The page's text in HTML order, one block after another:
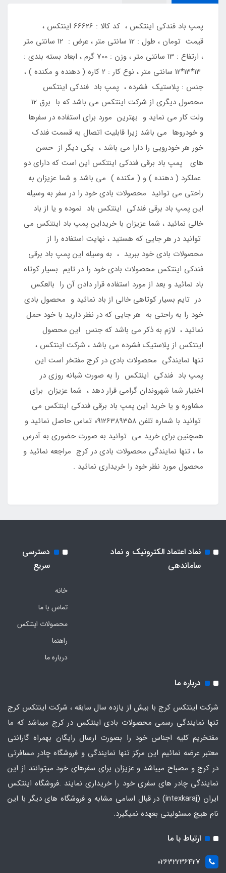
پمپ باد فندکی اینتکس ، کد کالا : 66626 اینتکس ،
قیمت تومان ، طول : 12 سانتی متر ، عرض : 12 سانتی متر
، ارتفاع : 13 سانتی متر ، وزن : 700 گرم ، ابعاد بسته بندی :
13*13*12 سانتی متر ، نوع کار : 2 کاره ( دهنده و مکنده ) ،
جنس : پلاستیک فشرده ، پمپ باد فندکی اینتکس
محصول دیگری از شرکت اینتکس می باشد که با برق 12
ولت کار می نماید و بهترین مورد برای استفاده در سفرها
و خودروها می باشد زیرا قابلیت اتصال به قسمت فندک
خور هر خودرویی را دارا می باشد ، یکی دیگر از حسن
های پمپ باد برقی فندکی اینتکس این است که دارای دو
عملکرد ( دهنده ) و ( مکنده ) می باشد و شما عزیزان به
راحتی می توانید محصولات بادی خود را در سفر به وسیله
این پمپ باد برقی فندکی اینتکس باد نموده و یا از باد
خالی نمائید ، شما عزیزان با خریداین پمپ باد اینتکس می
توانید در هر جایی که هستید ، نهایت استفاده را از
محصولات بادی خود ببرید ، به وسیله این پمپ باد برقی
فندکی اینتکس محصولات بادی خود را در تایم بسیار کوتاه
باد نمائید و بعد از مورد استفاده قرار دادن آن را بالعکس
در تایم بسیار کوتاهی خالی از باد نمائید و محصول بادی
خود را به راحتی به هر جایی که در نظر دارید با خود حمل
نمائید ، لازم به ذکر می باشد که جنس این محصول
اینتکس از پلاستیک فشرده می باشد ، شرکت اینتکس ،
تنها نمایندگی محصولات بادی در کرج مفتخر است این
پمپ باد فندکی اینتکس را به صورت شبانه روزی در
اختیار شما شهروندان گرامی قرار دهد ، شما عزیزان برای
مشاوره و یا خرید این پمپ باد برقی فندکی اینتکس می
توانید با شماره تلفن 09126389358 تماس حاصل نمائید و
همچنین برای خرید می توانید به صورت حضوری به آدرس
ما ، تنها نمایندگی محصولات بادی در کرج مراجعه نمائید و
محصول مورد نظر خود را خریداری نمائید .
نماد اعتماد الکترونیک و نماد
ساماندهی
دسترسی
سریع
خانه
تماس با ما
محصولات اینتکس
راهنما
درباره ما
درباره ما
شرکت اینتکس کرج با بیش از یازده سال سابقه ، شرکت اینتکس کرج
تنها نمایندگی رسمی محصولات بادی اینتکس در کرج میباشد که ما
مفتخریم کلیه اجناس خود را بصورت ارسال رایگان بهمراه گارانتی
معتبر عرضه نمائیم این مرکز تنها نمایندگی و فروشگاه چادر مسافرتی
در کرج و مصباح میباشد و عزیزان برای سفرهای خود میتوانند از این
نمایندگی چادر های سفری خود را خریداری نمایند .فروشگاه اینتکس
ایران
(intexkaraj) در قبال اسامی مشابه و فروشگاه های دیگر با این
نام هیچ مسئولیتی بعهده نمیگیرد.
ارتباط با ما
02632236427